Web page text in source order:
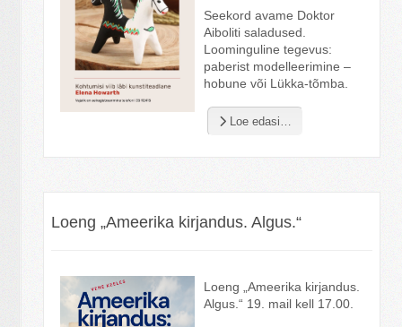
Seekord avame Doktor
Aiboliti saladused.
Loominguline tegevus:
paberist modelleerimine –
hobune või Lükka-tõmba.
Loe edasi…
Loeng „Ameerika kirjandus. Algus.“
Loeng „Ameerika kirjandus.
Algus.“ 19. mail kell 17.00.